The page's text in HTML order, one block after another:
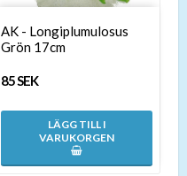
AK - Longiplumulosus
Grön 17cm
85 SEK
LÄGG TILL I
VARUKORGEN